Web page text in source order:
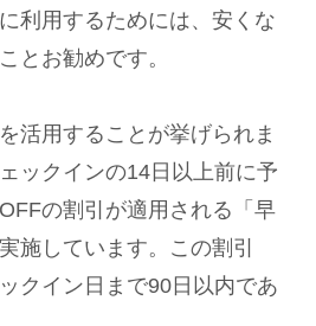
利用するためには、安くな
とお勧めです。
活用することが挙げられま
ックインの14日以上前に予
の割引が適用される「早
施しています。この割引
クイン日まで90日以内であ